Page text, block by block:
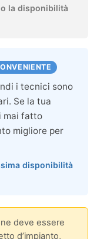
la disponibilità
i tecnici sono
Se la tua
mai fatto
migliore per
disponibilità
deve essere
d’impianto,